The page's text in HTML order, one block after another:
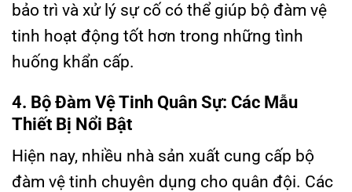
bảo trì và xử lý sự cố có thể giúp bộ đàm vệ
tinh hoạt động tốt hơn trong những tình
huống khẩn cấp.
4. Bộ Đàm Vệ Tinh Quân Sự: Các Mẫu
Thiết Bị Nổi Bật
Hiện nay, nhiều nhà sản xuất cung cấp bộ
đàm vệ tinh chuyên dụng cho quân đội. Các